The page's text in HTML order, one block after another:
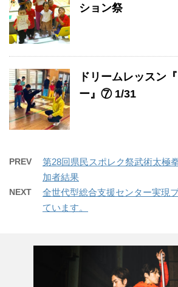
ション祭
ドリームレッスン
ー』⑦ 1/31
PREV
第28回県民スポレク祭武術太
加者結果
NEXT
全世代型総合支援センター実現
ています。